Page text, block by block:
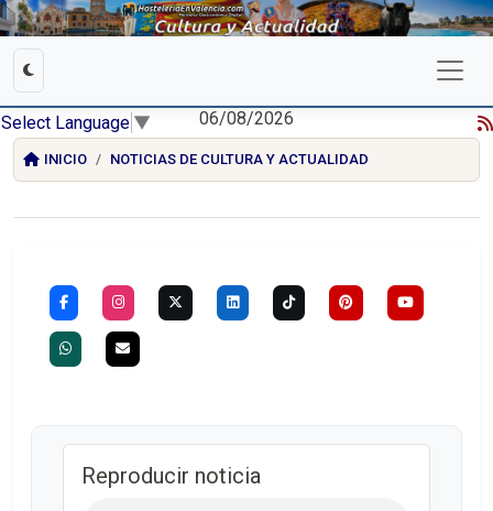
Select Language ▼ 06/08/2026
INICIO NOTICIAS DE CULTURA Y ACTUALIDAD
Reproducir noticia